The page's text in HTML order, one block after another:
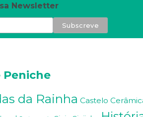
Newsletter
Peniche
da Rainha Castelo